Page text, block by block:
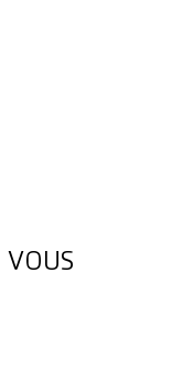
VOUS